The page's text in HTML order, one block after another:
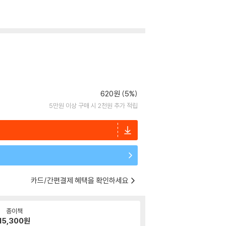
620원 (5%)
5만원 이상 구매 시 2천원 추가 적립
카드/간편결제 혜택을 확인하세요
종이책
원